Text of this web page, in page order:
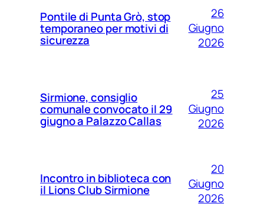
Pontile di Punta Grò, stop
temporaneo per motivi di
sicurezza
26
Giugno
2026
Sirmione, consiglio
comunale convocato il 29
giugno a Palazzo Callas
25
Giugno
2026
Incontro in biblioteca con
il Lions Club Sirmione
20
Giugno
2026